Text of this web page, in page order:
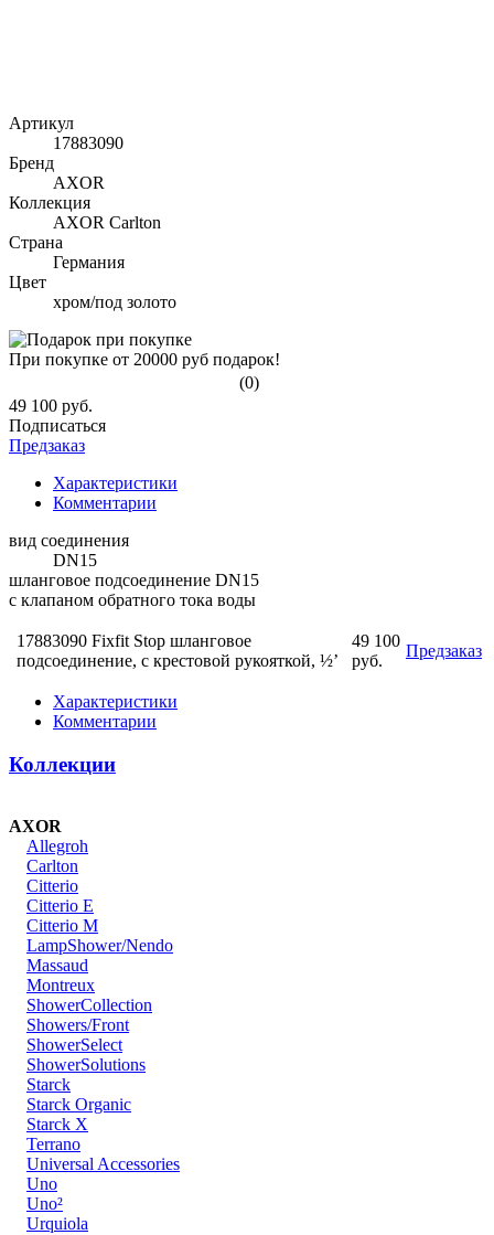
Артикул
17883090
Бренд
AXOR
Коллекция
AXOR Carlton
Страна
Германия
Цвет
хром/под золото
При покупке от 20000 руб подарок!
(0)
49 100 руб.
Подписаться
Предзаказ
Характеристики
Комментарии
вид соединения
DN15
шланговое подсоединение DN15
с клапаном обратного тока воды
17883090 Fixfit Stop шланговое
подсоединение, с крестовой рукояткой, ½’
49 100
руб.
Предзаказ
Характеристики
Комментарии
Коллекции
AXOR
Allegroh
Carlton
Citterio
Citterio E
Citterio M
LampShower/Nendo
Massaud
Montreux
ShowerCollection
Showers/Front
ShowerSelect
ShowerSolutions
Starck
Starck Organic
Starck X
Terrano
Universal Accessories
Uno
Uno²
Urquiola